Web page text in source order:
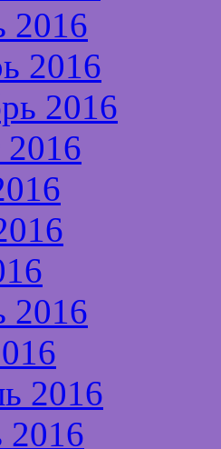
2016
2016
2016
2016
2016
2016
2016